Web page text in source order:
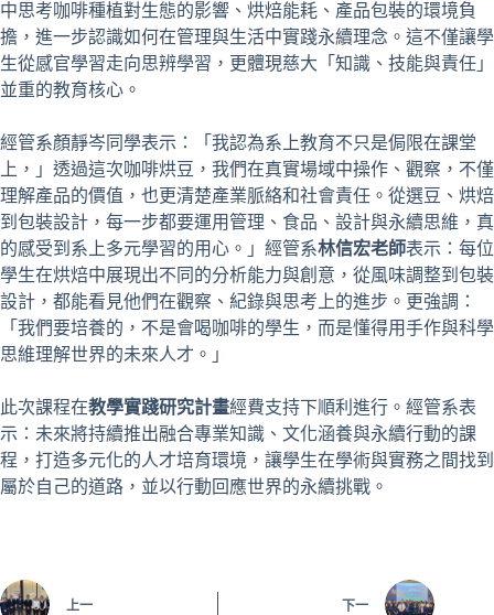
中思考咖啡種植對生態的影響、烘焙能耗、產品包裝的環境負
擔，進一步認識如何在管理與生活中實踐永續理念。這不僅讓學
生從感官學習走向思辨學習，更體現慈大「知識、技能與責任」
並重的教育核心。
經管系顏靜岑同學表示：「我認為系上教育不只是侷限在課堂
上，」透過這次咖啡烘豆，我們在真實場域中操作、觀察，不僅
理解產品的價值，也更清楚產業脈絡和社會責任。從選豆、烘焙
到包裝設計，每一步都要運用管理、食品、設計與永續思維，真
的感受到系上多元學習的用心。」經管系林信宏老師表示：每位
學生在烘焙中展現出不同的分析能力與創意，從風味調整到包裝
設計，都能看見他們在觀察、紀錄與思考上的進步。更強調：
「我們要培養的，不是會喝咖啡的學生，而是懂得用手作與科學
思維理解世界的未來人才。」
此次課程在教學實踐研究計畫經費支持下順利進行。經管系表
示：未來將持續推出融合專業知識、文化涵養與永續行動的課
程，打造多元化的人才培育環境，讓學生在學術與實務之間找到
屬於自己的道路，並以行動回應世界的永續挑戰。
上一 下一